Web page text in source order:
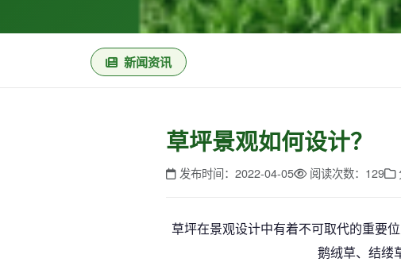
新闻资讯
草坪景观如何设计？
发布时间：2022-04-05 阅读次数：129
草坪在景观设计中有着不可取代的重要
鹅绒草、结缕